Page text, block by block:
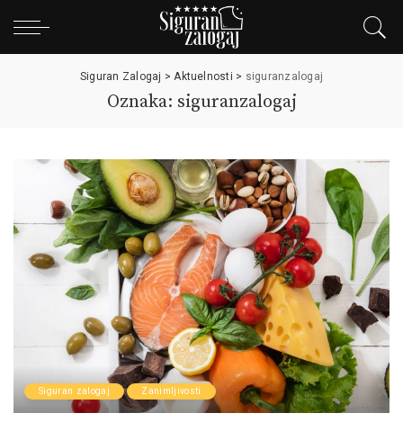
Siguran Zalogaj >Aktuelnosti > siguranzalogaj
Oznaka: siguranzalogaj
Siguran zalogaj Zanimljivosti